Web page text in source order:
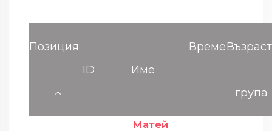
Позиция
ID
Име
Време
група
Матей